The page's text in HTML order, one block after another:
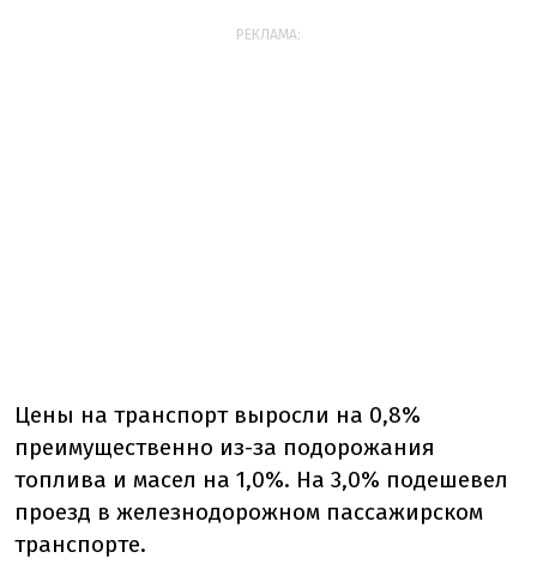
РЕКЛАМА:
Цены на транспорт выросли на 0,8%
преимущественно из-за подорожания
топлива и масел на 1,0%. На 3,0% подешевел
проезд в железнодорожном пассажирском
транспорте.